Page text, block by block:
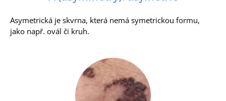
Asymetrická je skvrna, která nemá symetrickou formu,
jako např. ovál či kruh.